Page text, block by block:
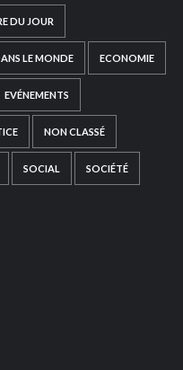
DU JOUR
LE MONDE ECONOMIE
EVÉNEMENTS
NON CLASSÉ
SOCIAL SOCIÉTÉ